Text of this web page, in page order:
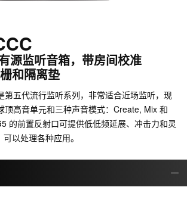
源监听音箱，带房间校准
和隔离垫
第五代流行监听系列，非常适合近场监听，现
顶高音单元和三种声音模式：Create, Mix 和
的前置反射口可提供低低频延展、冲击力和灵
以处理各种应用。